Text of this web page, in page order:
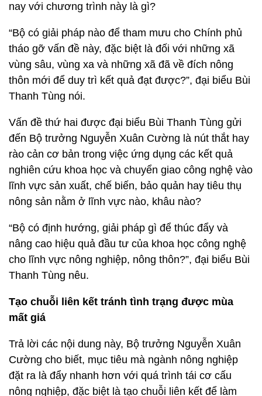
nay với chương trình này là gì?
“Bộ có giải pháp nào để tham mưu cho Chính phủ
tháo gỡ vấn đề này, đặc biệt là đối với những xã
vùng sâu, vùng xa và những xã đã về đích nông
thôn mới để duy trì kết quả đạt được?”, đại biểu Bùi
Thanh Tùng nói.
Vấn đề thứ hai được đại biểu Bùi Thanh Tùng gửi
đến Bộ trưởng Nguyễn Xuân Cường là nút thắt hay
rào cản cơ bản trong việc ứng dụng các kết quả
nghiên cứu khoa học và chuyển giao công nghệ vào
lĩnh vực sản xuất, chế biến, bảo quản hay tiêu thụ
nông sản nằm ở lĩnh vực nào, khâu nào?
“Bộ có định hướng, giải pháp gì để thúc đẩy và
nâng cao hiệu quả đầu tư của khoa học công nghệ
cho lĩnh vực nông nghiệp, nông thôn?”, đại biểu Bùi
Thanh Tùng nêu.
Tạo chuỗi liên kết tránh tình trạng được mùa
mất giá
Trả lời các nội dung này, Bộ trưởng Nguyễn Xuân
Cường cho biết, mục tiêu mà ngành nông nghiệp
đặt ra là đẩy nhanh hơn với quá trình tái cơ cấu
nông nghiệp, đặc biệt là tạo chuỗi liên kết để làm